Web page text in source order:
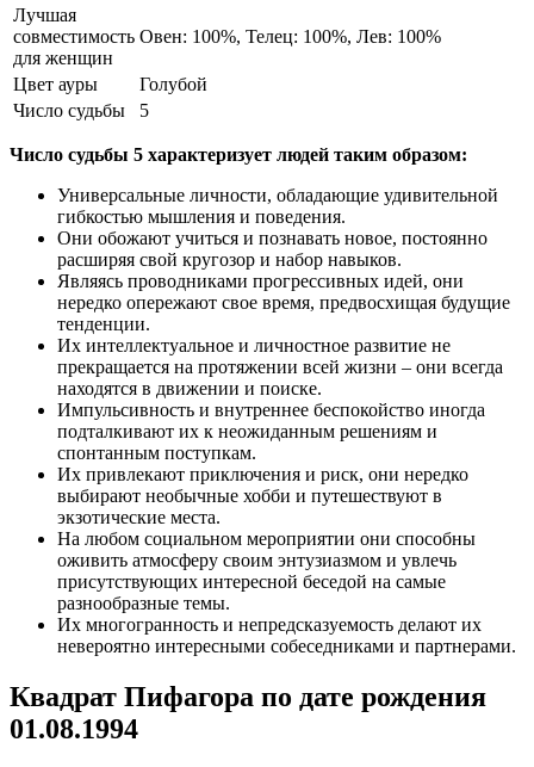
Лучшая
совместимость
для женщин
Овен: 100%, Телец: 100%, Лев: 100%
Цвет ауры
Голубой
Число судьбы
5
Число судьбы 5 характеризует людей таким образом:
Универсальные личности, обладающие удивительной
гибкостью мышления и поведения.
Они обожают учиться и познавать новое, постоянно
расширяя свой кругозор и набор навыков.
Являясь проводниками прогрессивных идей, они
нередко опережают свое время, предвосхищая будущие
тенденции.
Их интеллектуальное и личностное развитие не
прекращается на протяжении всей жизни – они всегда
находятся в движении и поиске.
Импульсивность и внутреннее беспокойство иногда
подталкивают их к неожиданным решениям и
спонтанным поступкам.
Их привлекают приключения и риск, они нередко
выбирают необычные хобби и путешествуют в
экзотические места.
На любом социальном мероприятии они способны
оживить атмосферу своим энтузиазмом и увлечь
присутствующих интересной беседой на самые
разнообразные темы.
Их многогранность и непредсказуемость делают их
невероятно интересными собеседниками и партнерами.
Квадрат Пифагора по дате рождения
01.08.1994